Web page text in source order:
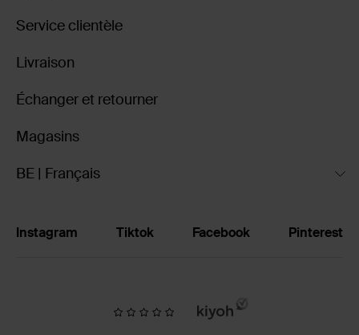
Service clientèle
Livraison
Échanger et retourner
Magasins
BE | Français
Instagram Tiktok Facebook Pinterest